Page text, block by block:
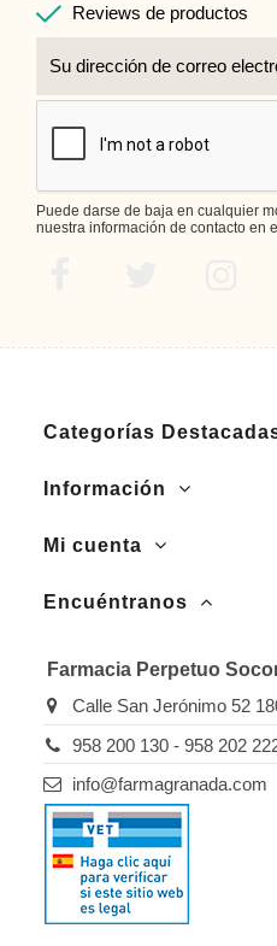
Reviews de productos
Puede darse de baja en cualquier
nuestra información de contacto en
Categorías
Información
Mi cuenta
Encuéntranos
Farmacia Perpetuo
Calle San Jerónimo 52
958 200 130 - 958 202
info@farmagranada.com